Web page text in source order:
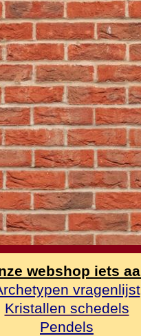
webshop iets
vragenlijst
Kristallen schedels
Pendels